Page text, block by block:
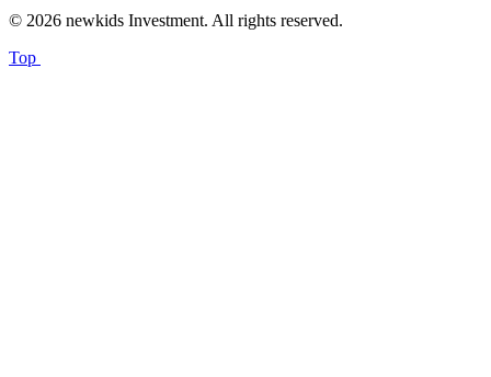
© 2026 newkids Investment. All rights reserved.
Top